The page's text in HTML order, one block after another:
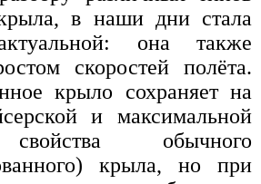
в наши дни стала
она также
скоростей полёта.
крыло сохраняет на
и максимальной
обычного
крыла, но при